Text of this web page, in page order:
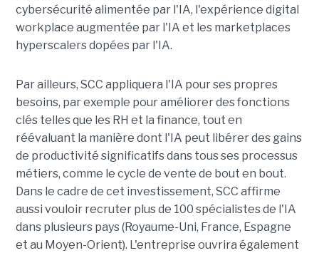
cybersécurité alimentée par l'IA, l'expérience digital
workplace augmentée par l'IA et les marketplaces
hyperscalers dopées par l'IA.
Par ailleurs, SCC appliquera l'IA pour ses propres
besoins, par exemple pour améliorer des fonctions
clés telles que les RH et la finance, tout en
réévaluant la manière dont l'IA peut libérer des gains
de productivité significatifs dans tous ses processus
métiers, comme le cycle de vente de bout en bout.
Dans le cadre de cet investissement, SCC affirme
aussi vouloir recruter plus de 100 spécialistes de l'IA
dans plusieurs pays (Royaume-Uni, France, Espagne
et au Moyen-Orient). L'entreprise ouvrira également